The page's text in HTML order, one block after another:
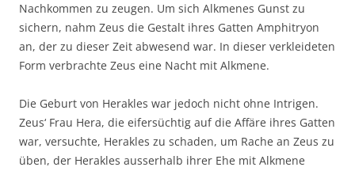
Nachkommen zu zeugen. Um sich Alkmenes Gunst zu
sichern, nahm Zeus die Gestalt ihres Gatten Amphitryon
an, der zu dieser Zeit abwesend war. In dieser verkleideten
Form verbrachte Zeus eine Nacht mit Alkmene.
Die Geburt von Herakles war jedoch nicht ohne Intrigen.
Zeus‘ Frau Hera, die eifersüchtig auf die Affäre ihres Gatten
war, versuchte, Herakles zu schaden, um Rache an Zeus zu
üben, der Herakles ausserhalb ihrer Ehe mit Alkmene